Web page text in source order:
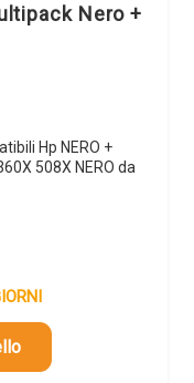
Nero +
Hp NERO +
508X NERO da